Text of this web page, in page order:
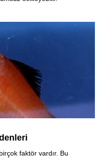
faktör vardır. Bu